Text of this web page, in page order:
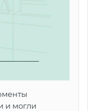
и могли